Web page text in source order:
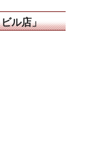
ル店」